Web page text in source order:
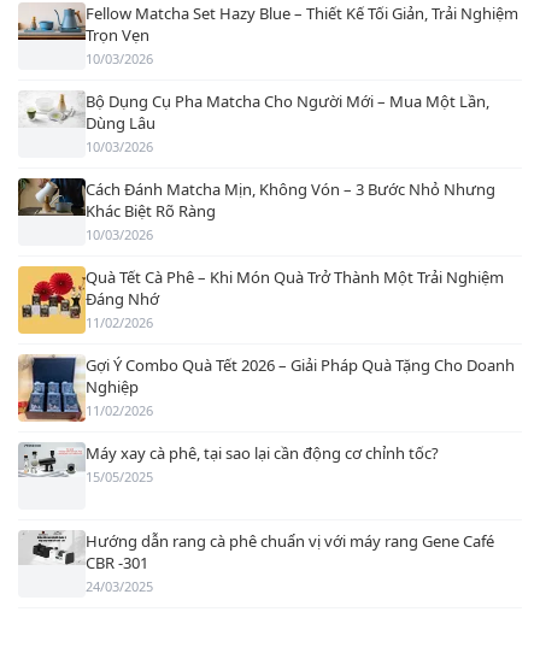
Fellow Matcha Set Hazy Blue – Thiết Kế Tối Giản, Trải Nghiệm
Trọn Vẹn
10/03/2026
Bộ Dụng Cụ Pha Matcha Cho Người Mới – Mua Một Lần,
Dùng Lâu
10/03/2026
Cách Đánh Matcha Mịn, Không Vón – 3 Bước Nhỏ Nhưng
Khác Biệt Rõ Ràng
10/03/2026
Quà Tết Cà Phê – Khi Món Quà Trở Thành Một Trải Nghiệm
Đáng Nhớ
11/02/2026
Gợi Ý Combo Quà Tết 2026 – Giải Pháp Quà Tặng Cho Doanh
Nghiệp
11/02/2026
Máy xay cà phê, tại sao lại cần động cơ chỉnh tốc?
15/05/2025
Hướng dẫn rang cà phê chuẩn vị với máy rang Gene Café
CBR -301
24/03/2025